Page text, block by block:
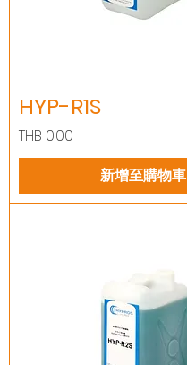
HYP-R1S
價格
THB 0.00
新增至購物車